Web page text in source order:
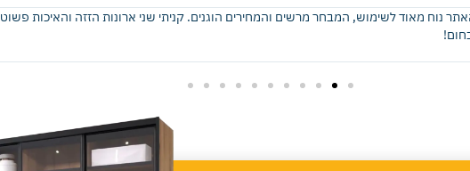
נוח מאוד לשימוש, המבחר מרשים והמחירים הוגנים. קניתי שני ארונות הזזה והאיכות פשוט